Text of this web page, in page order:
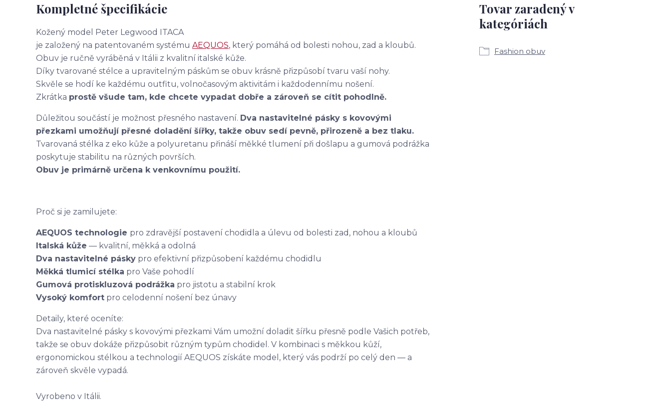
Kompletné špecifikácie
Kožený model Peter Legwood ITACA
je založený na patentovaném systému AEQUOS, který pomáhá od bolesti nohou, zad a kloubů.
Obuv je ručně vyráběná v Itálii z kvalitní italské kůže.
Díky tvarované stélce a upravitelným páskům se obuv krásně přizpůsobí tvaru vaší nohy.
Skvěle se hodí ke každému outfitu, volnočasovým aktivitám i každodennímu nošení.
Zkrátka prostě všude tam, kde chcete vypadat dobře a zároveň se cítit pohodlně.
Důležitou součástí je možnost přesného nastavení. Dva nastavitelné pásky s kovovými
přezkami umožňují přesné doladění šířky, takže obuv sedí pevně, přirozeně a bez tlaku.
Tvarovaná stélka z eko kůže a polyuretanu přináší měkké tlumení při došlapu a gumová podrážka
poskytuje stabilitu na různých površích.
Obuv je primárně určena k venkovnímu použití.
Proč si je zamilujete:
AEQUOS technologie pro zdravější postavení chodidla a úlevu od bolesti zad, nohou a kloubů
Italská kůže — kvalitní, měkká a odolná
Dva nastavitelné pásky pro efektivní přizpůsobení každému chodidlu
Měkká tlumicí stélka pro Vaše pohodlí
Gumová protiskluzová podrážka pro jistotu a stabilní krok
Vysoký komfort pro celodenní nošení bez únavy
Detaily, které oceníte:
Dva nastavitelné pásky s kovovými přezkami Vám umožní doladit šířku přesně podle Vašich potřeb,
takže se obuv dokáže přizpůsobit různým typům chodidel. V kombinaci s měkkou kůží,
ergonomickou stélkou a technologií AEQUOS získáte model, který vás podrží po celý den — a
zároveň skvěle vypadá.
Vyrobeno v Itálii.
Tovar zaradený v
kategóriách
Fashion obuv